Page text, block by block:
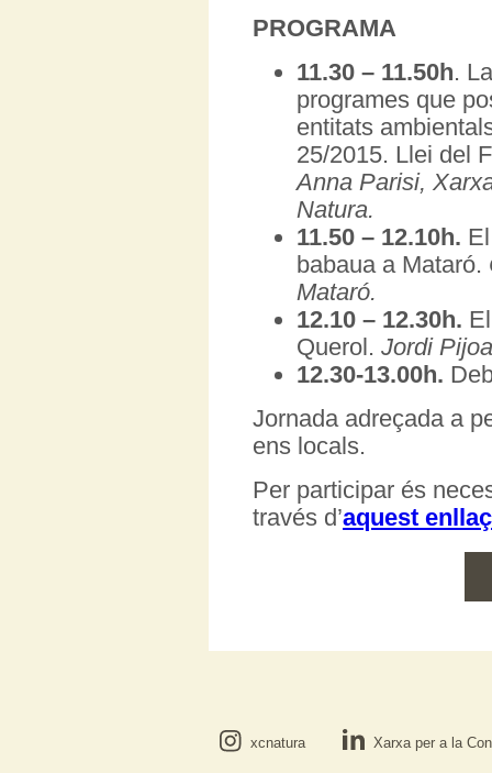
PROGRAMA
11.30 – 11.50h.
programes que
entitats
25/2015. Llei del
Anna Parisi,
Natura.
11.50 – 12.10h.
babaua a Mataró.
Mataró.
12.10 – 12.30h.
Querol. Jordi
12.30-13.00h.
Jornada adreçada a
ens locals.
Per participar és
través d’aquest enllaç
xcnatura Xarxa per a la